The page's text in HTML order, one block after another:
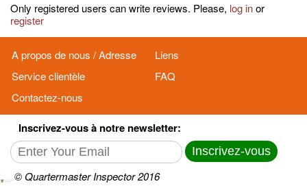
Only registered users can write reviews. Please, log inor
register
A propos de nous / Adresse
Liens
Service clientèle
FAQ
Contactez-nous
Inscrivez-vous à notre newsletter:
Inscrivez-vous
© Quartermaster Inspector 2016